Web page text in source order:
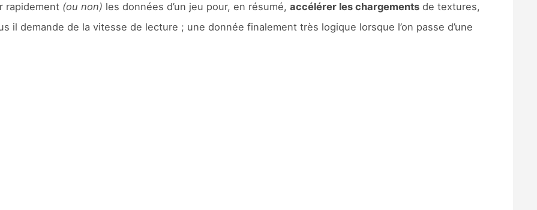
rapidement (ou non) les données d’un jeu pour, en résumé, accélérer les chargementsde textures,
il demande de la vitesse de lecture ; une donnée finalement très logique lorsque l’on passe d’une